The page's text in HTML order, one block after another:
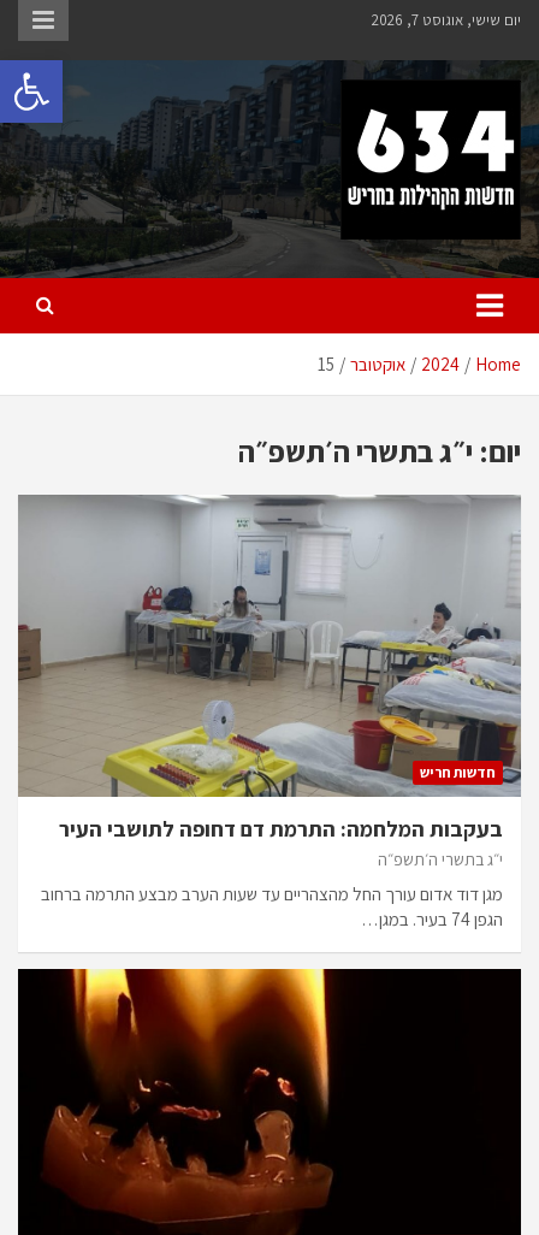
Skip
content
יום שישי, אוגוסט 7, 2026
חריש 634
חדשות הקהילות בחריש
Home
2024 אוקטובר 15
יום: י״ג בתשרי ה׳תשפ״ה
חדשות חריש
בעקבות המלחמה: התרמת דם דחופה לתושבי העיר
י״ג בתשרי ה׳תשפ״ה
מגן דוד אדום עורך החל מהצהריים עד שעות הערב מבצע התרמה ברחוב
הגפן 74 בעיר. במגן…